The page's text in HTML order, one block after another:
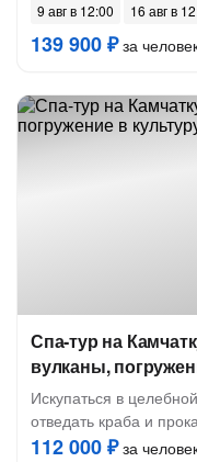
9 авг в 12:00 16 авг в
139 900 ₽за
Спа-тур на
вулканы,
Искупаться в
отведать краба и
112 000 ₽за